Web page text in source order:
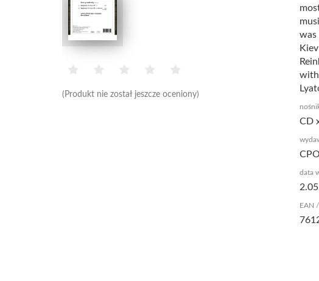
(Produkt nie został jeszcze oceniony)
was
with
CD
CPO
data
EAN